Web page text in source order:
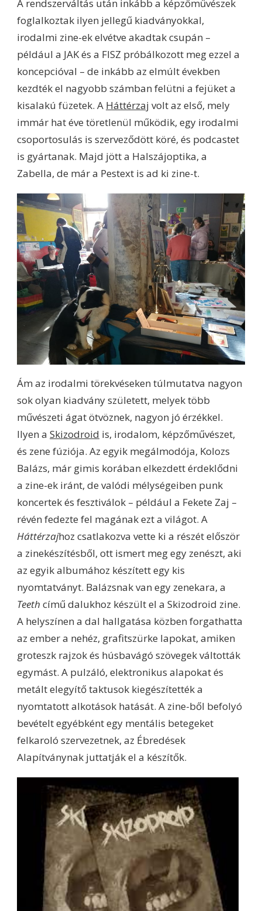
A rendszerváltás után inkább a képzőművészek
foglalkoztak ilyen jellegű kiadványokkal,
irodalmi zine-ek elvétve akadtak csupán –
például a JAK és a FISZ próbálkozott meg ezzel a
koncepcióval – de inkább az elmúlt években
kezdték el nagyobb számban felütni a fejüket a
kisalakú füzetek. A Háttérzaj volt az első, mely
immár hat éve töretlenül működik, egy irodalmi
csoportosulás is szerveződött köré, és podcastet
is gyártanak. Majd jött a Halszájoptika, a
Zabella, de már a Pestext is ad ki zine-t.
Ám az irodalmi törekvéseken túlmutatva nagyon
sok olyan kiadvány született, melyek több
művészeti ágat ötvöznek, nagyon jó érzékkel.
Ilyen a Skizodroid is, irodalom, képzőművészet,
és zene fúziója. Az egyik megálmodója, Kolozs
Balázs, már gimis korában elkezdett érdeklődni
a zine-ek iránt, de valódi mélységeiben punk
koncertek és fesztiválok – például a Fekete Zaj –
révén fedezte fel magának ezt a világot. A
Háttérzajhoz csatlakozva vette ki a részét először
a zinekészítésből, ott ismert meg egy zenészt, aki
az egyik albumához készített egy kis
nyomtatványt. Balázsnak van egy zenekara, a
Teeth című dalukhoz készült el a Skizodroid zine.
A helyszínen a dal hallgatása közben forgathatta
az ember a nehéz, grafitszürke lapokat, amiken
groteszk rajzok és húsbavágó szövegek váltották
egymást. A pulzáló, elektronikus alapokat és
metált elegyítő taktusok kiegészítették a
nyomtatott alkotások hatását. A zine-ből befolyó
bevételt egyébként egy mentális betegeket
felkaroló szervezetnek, az Ébredések
Alapítványnak juttatják el a készítők.